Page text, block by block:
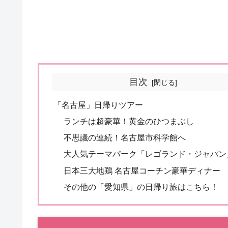
目次
「名古屋」日帰りツアー
ランチは超豪華！黄金のひつまぶし
不思議の連続！名古屋市科学館へ
大人気テーマパーク「レゴランド・ジャパ
日本三大地鶏 名古屋コーチン豪華ディナー
その他の「愛知県」の日帰り旅はこちら！